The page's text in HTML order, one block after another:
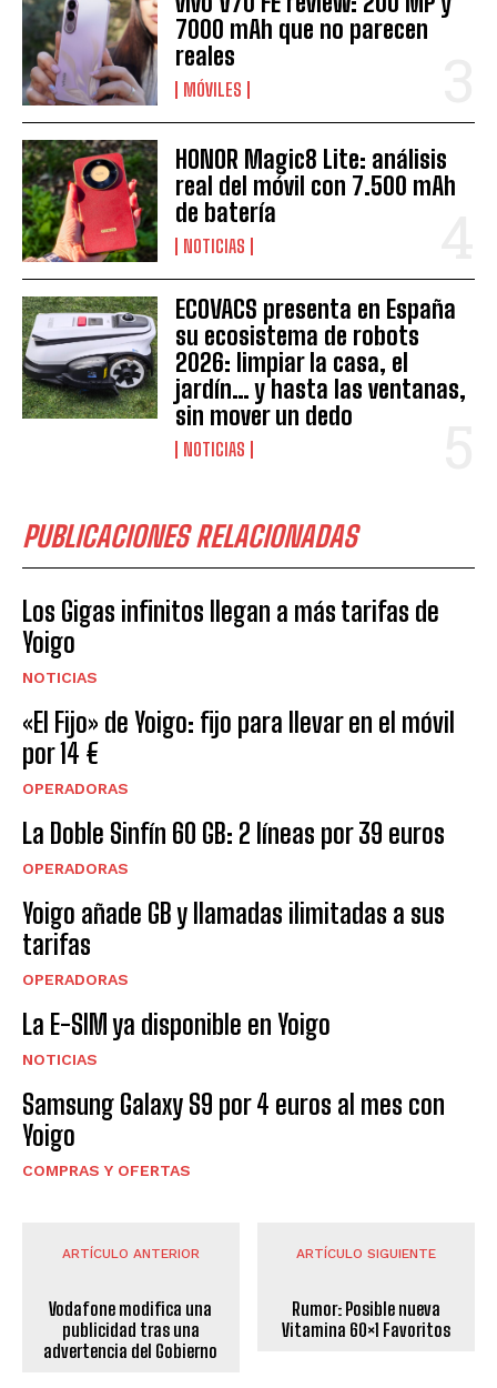
7000 mAh que no parecen
reales
MÓVILES
HONOR Magic8 Lite: análisis
real del móvil con 7.500 mAh
de batería
NOTICIAS
ECOVACS presenta en España
su ecosistema de robots
2026: limpiar la casa, el
jardín… y hasta las ventanas,
sin mover un dedo
NOTICIAS
PUBLICACIONES RELACIONADAS
Los Gigas infinitos llegan a más tarifas de
Yoigo
NOTICIAS
«El Fijo» de Yoigo: fijo para llevar en el móvil
por 14 €
OPERADORAS
La Doble Sinfín 60 GB: 2 líneas por 39 euros
OPERADORAS
Yoigo añade GB y llamadas ilimitadas a sus
tarifas
OPERADORAS
La E-SIM ya disponible en Yoigo
NOTICIAS
Samsung Galaxy S9 por 4 euros al mes con
Yoigo
COMPRAS Y OFERTAS
ARTÍCULO ANTERIOR
Vodafone modifica una
publicidad tras una
advertencia del Gobierno
ARTÍCULO SIGUIENTE
Rumor: Posible nueva
Vitamina 60×1 Favoritos